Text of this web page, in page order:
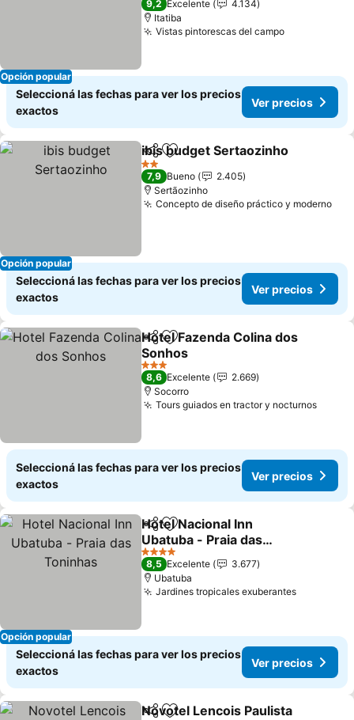
Opción popular
9,2 Excelente
4.134
Itatiba
Vistas pintorescas del campoVer precios
Seleccioná las fechas para ver los precios
exactos
Ver precios
Opción popular
CompartirAñadir a favoritos
ibis budget Sertaozinho
2 Estrellas
7,9 Bueno
2.405
Sertãozinho
Concepto de diseño práctico y moderno
Seleccioná las fechas para ver los precios
exactos
Ver precios
CompartirAñadir a favoritos
Hotel Fazenda Colina dos
Sonhos
Ver precios
3 Estrellas
8,6 Excelente
2.669
Socorro
Tours guiados en tractor y nocturnosVer
Seleccioná las fechas para ver los precios
exactos
Ver precios
Opción popular
CompartirAñadir a favoritos
Hotel Nacional Inn
Ubatuba - Praia das
Toninhas
Ver precios
4 Estrellas
8,5 Excelente
3.677
Ubatuba
Jardines tropicales exuberantesVer
Seleccioná las fechas para ver los precios
exactos
Ver precios
Novotel Lencois Paulista